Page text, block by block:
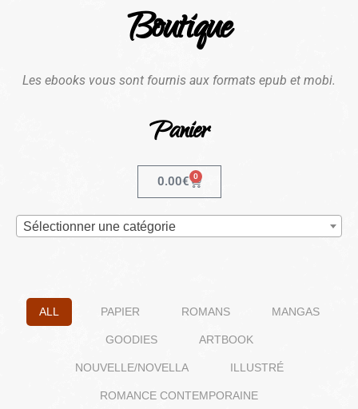
Boutique
Les ebooks vous sont fournis aux formats epub et mobi.
Panier
0.00€ 0
Sélectionner une catégorie
ALL PAPIER ROMANS MANGAS
GOODIES ARTBOOK
NOUVELLE/NOVELLA ILLUSTRÉ
ROMANCE CONTEMPORAINE